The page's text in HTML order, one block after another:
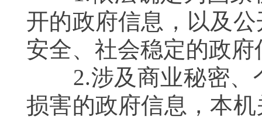
开的政府信息，以及
安全、社会稳定的政
2.涉及商业秘密、
损害的政府信息，本